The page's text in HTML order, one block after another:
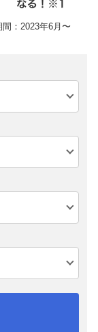
：2023年6月〜